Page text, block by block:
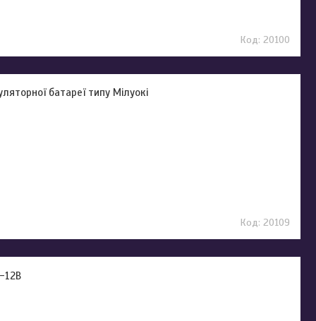
20100
батареї типу Мілуокі
20109
12В